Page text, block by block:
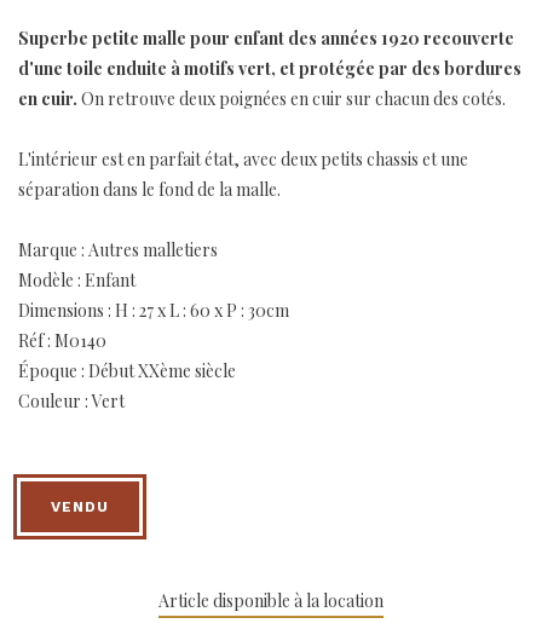
images
gallery
Superbe petite malle pour enfant des années 1920 recouverte
d'une toile enduite à motifs vert, et protégée par des bordures
en cuir. On retrouve deux poignées en cuir sur chacun des cotés.
L'intérieur est en parfait état, avec deux petits chassis et une
séparation dans le fond de la malle.
Marque : Autres malletiers
Modèle : Enfant
Dimensions : H : 27 x L : 60 x P : 30cm
Réf : M0140
Époque : Début XXème siècle
Couleur : Vert
VENDU
Article disponible à la location